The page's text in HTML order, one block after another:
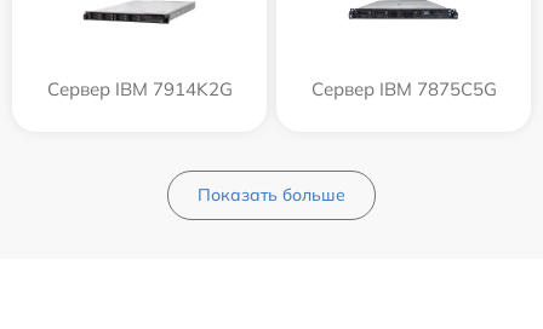
Сервер IBM 7914K2G Сервер IBM 7875C5G
Показать больше